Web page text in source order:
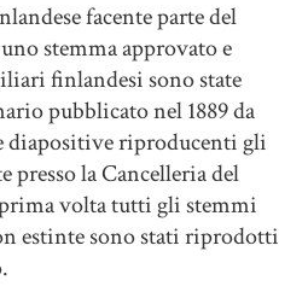
facente parte del
stemma approvato e
finlandesi sono state
pubblicato nel 1889 da
diapositive riproducenti gli
presso la Cancelleria del
volta tutti gli stemmi
estinte sono stati riprodotti